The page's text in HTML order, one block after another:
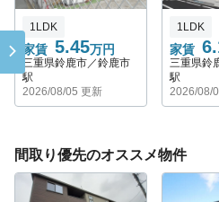
家賃 5.45万円
1LDK
三重県鈴鹿市／鈴鹿市
駅
2026/08/05 更新
家賃
1LDK
三重県鈴
駅
2026/08/
間取り優先のオススメ物件